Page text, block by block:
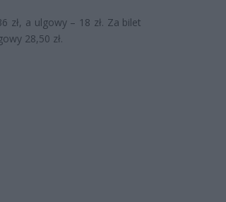
zł, a ulgowy – 18 zł. Za bilet
28,50 zł.